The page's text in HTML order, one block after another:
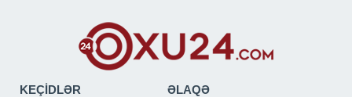
KEÇİDLƏR ƏLAQƏ